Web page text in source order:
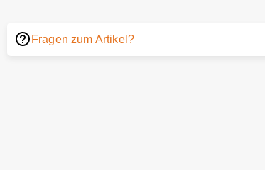
Fragen zum Artikel?